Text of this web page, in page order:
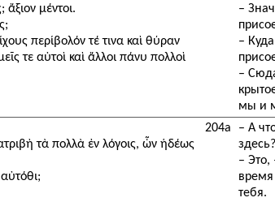
μέντοι.
περίβολόν τέ τινα καὶ θύραν
τε αὐτοὶ καὶ ἄλλοι πάνυ πολλοὶ
τὰ πολλὰ ἐν λόγοις, ὧν ἡδέως
204a
–
–
–
мы и
– А
здесь?
–
тебя.